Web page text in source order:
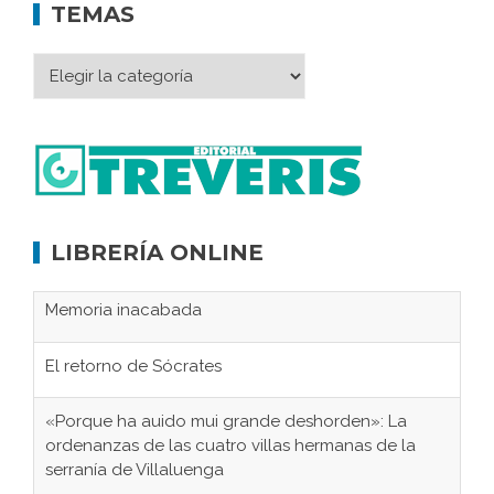
TEMAS
LIBRERÍA ONLINE
Memoria inacabada
El retorno de Sócrates
«Porque ha auido mui grande deshorden»: La
ordenanzas de las cuatro villas hermanas de la
serranía de Villaluenga
El Frente Popular. Jimena de la Frontera, febrero-